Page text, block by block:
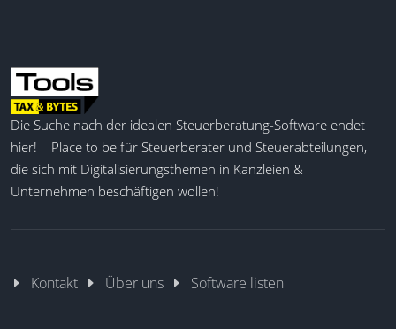
Folgeaktionen gesteuert werden. Dokumente
können angefordert, geteilt, automatisch benannt,
klassifiziert, bearbeitet und kommentiert werden.
Die erfassten Daten umfassen unter anderem die
Zeiterfassung, die Auslagen, die Rechnungsstellung,
die Zahlungsabwicklung, die Berichte und die
Dashboards. KI-Funktionen bieten Unterstützung bei
Dokumentenzuordnungen.
Die Suche nach der idealen Steuerberatung-Software endet
hier! – Place to be für Steuerberater und Steuerabteilungen,
die sich mit Digitalisierungsthemen in Kanzleien &
Unternehmen beschäftigen wollen!
Kontakt Über uns Software listen